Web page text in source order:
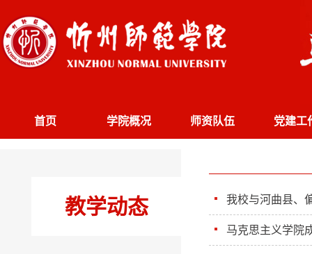
首页 学院概况 师资队伍 党建工
教学动态 我校与河曲县、
马克思主义学院